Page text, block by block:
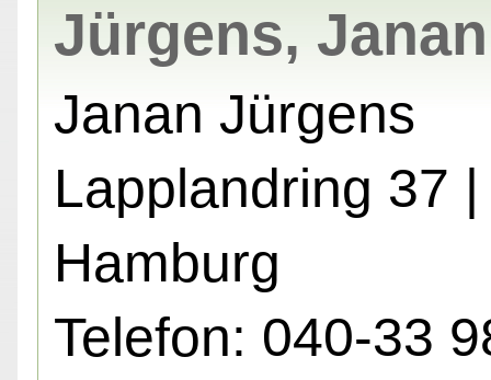
Jürgens, Janan
Janan Jürgens
Lapplandring 37
Hamburg
Telefon: 040-33